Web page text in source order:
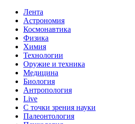
Лента
Астрономия
Космонавтика
Физика
Химия
Технологии
Оружие и техника
Медицина
Биология
Антропология
Live
С точки зрения науки
Палеонтология